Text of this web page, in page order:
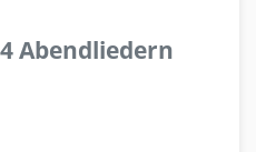
Abendliedern